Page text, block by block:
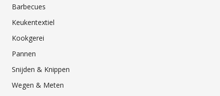
Barbecues
Keukentextiel
Kookgerei
Pannen
Snijden & Knippen
Wegen & Meten